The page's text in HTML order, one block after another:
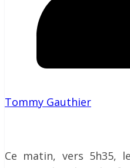
Tommy Gauthier
Ce matin, vers 5h35,